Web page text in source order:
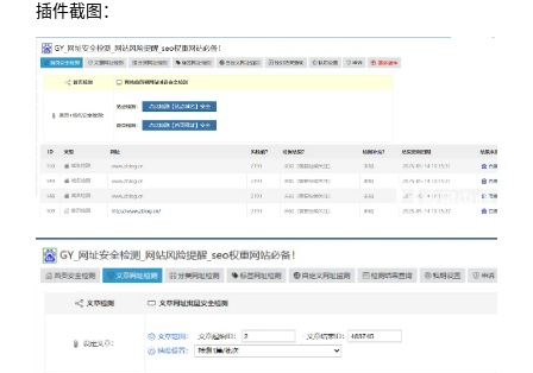
插件截图：